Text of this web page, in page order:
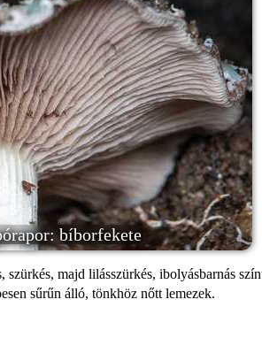
szürkés, majd lilásszürkés, ibolyásbarnás
sűrűn álló, tönkhöz nőtt lemezek.
bíborfekete